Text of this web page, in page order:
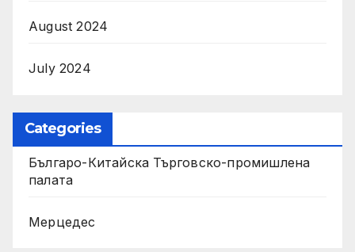
August 2024
July 2024
Categories
Българо-Китайска Търговско-промишлена
палaта
Мерцедес